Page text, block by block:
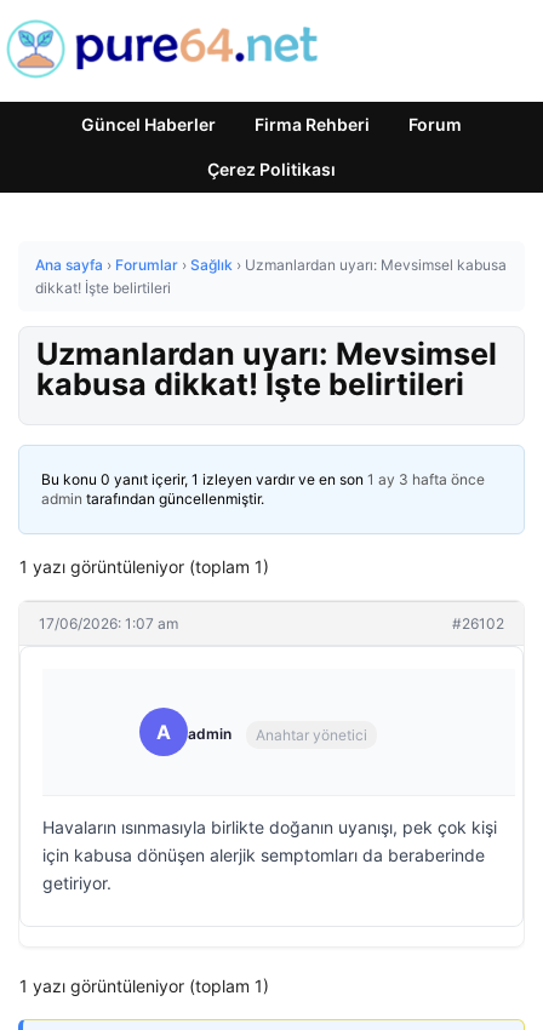
Güncel Haberler Firma Rehberi Forum
Çerez Politikası
Ana sayfa › Forumlar › Sağlık › Uzmanlardan uyarı: Mevsimsel kabusa
dikkat! İşte belirtileri
Uzmanlardan uyarı: Mevsimsel
kabusa dikkat! İşte belirtileri
Bu konu 0 yanıt içerir, 1 izleyen vardır ve en son 1 ay 3 hafta önce
admin tarafından güncellenmiştir.
1 yazı görüntüleniyor (toplam 1)
17/06/2026: 1:07 am #26102
A admin Anahtar yönetici
Havaların ısınmasıyla birlikte doğanın uyanışı, pek çok kişi
için kabusa dönüşen alerjik semptomları da beraberinde
getiriyor.
1 yazı görüntüleniyor (toplam 1)